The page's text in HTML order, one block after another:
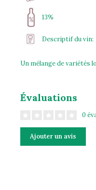
13%
Descriptif du vin:
Un mélange de variétés
Évaluations
0
Ajouter un avis